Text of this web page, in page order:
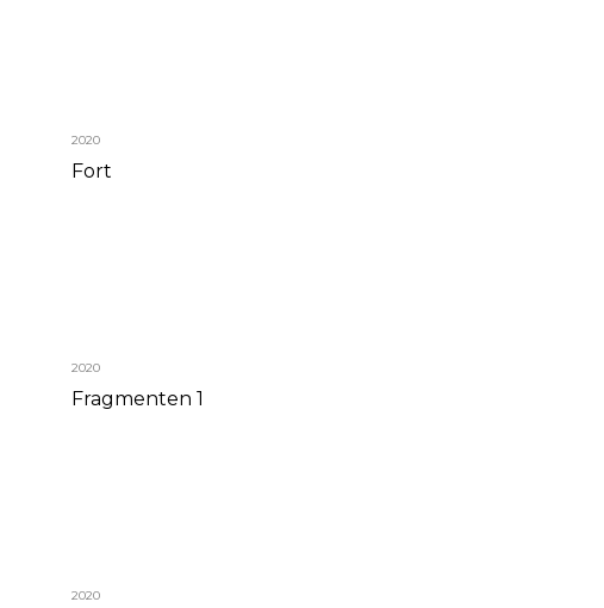
Fort
2020
Fragmenten 1
2020
2020